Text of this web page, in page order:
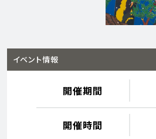
イベント情報
開催期間
開催時間